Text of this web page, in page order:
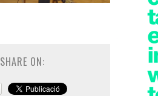
SHARE ON: